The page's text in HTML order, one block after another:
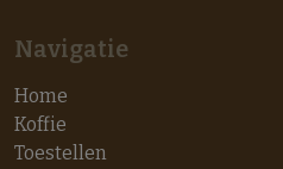
Navigatie
Home
Koffie
Toestellen